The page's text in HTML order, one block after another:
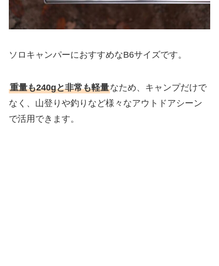
ソロキャンパーにおすすめなB6サイズです。
重量も240gと非常も軽量なため、キャンプだけで
なく、山登りや釣りなど様々なアウトドアシーン
で活用できます。